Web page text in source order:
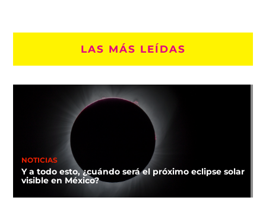
LAS MÁS LEÍDAS
NOTICIAS
Y a todo esto, ¿cuándo será el próximo eclipse solar
visible en México?